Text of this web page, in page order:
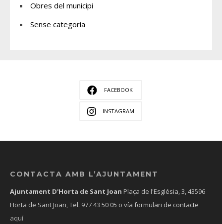
Obres del municipi
Sense categoria
FACEBOOK
INSTAGRAM
CONTACTA AMB L’AJUNTAMENT
Ajuntament D'Horta de Sant Joan Plaça de l'Església, 3, 43596
Horta de Sant Joan, Tel. 977 43 50 05 o vía formulari de contacte
aquí